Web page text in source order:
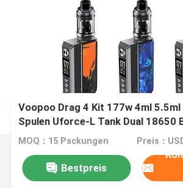
Voopoo Drag 4 Kit 177w 4ml
Spulen Uforce-L Tank Dual 18650
Kits
MOQ：15 Packungen Preis：
Bestpreis